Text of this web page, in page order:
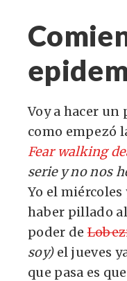
Voy a hacer un
como empezó
Fear walking
serie y no nos
Yo el
haber pillado
poder de
soy)el jueves
que pasa es